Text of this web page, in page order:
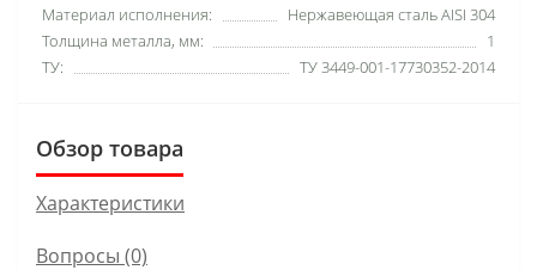
Материал исполнения:
Нержавеющая сталь AISI 304
Толщина металла, мм:
1
ТУ:
ТУ 3449-001-17730352-2014
Обзор товара
Характеристики
Вопросы (0)